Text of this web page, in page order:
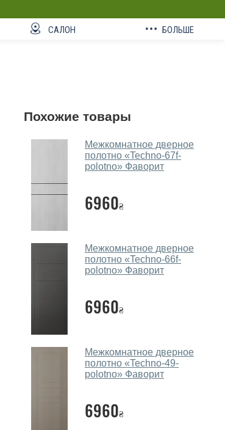
САЛОН БОЛЬШЕ
Похожие товары
Межкомнатное дверное
полотно «Techno-67f-
polotno» Фаворит
6960₴
Межкомнатное дверное
полотно «Techno-66f-
polotno» Фаворит
6960₴
Межкомнатное дверное
полотно «Techno-49-
polotno» Фаворит
6960₴